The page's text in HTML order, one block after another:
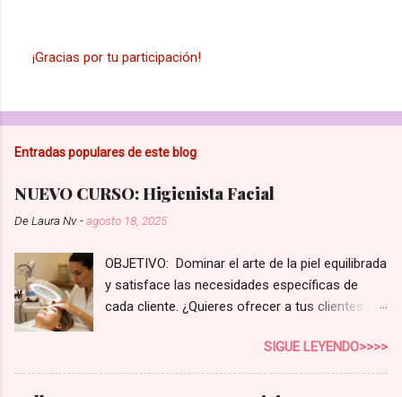
b
l
c
r
u
n
o
m
e
n
t
a
¡Gracias por tu participación!
Entradas populares de este blog
NUEVO CURSO: Higienista Facial
DeLaura Nv -agosto 18, 2025
OBJETIVO: Dominar el arte de la piel equilibrada
y satisface las necesidades específicas de
cada cliente. ¿Quieres ofrecer a tus clientes un
la diferencia? En el competitivo mundo de la
estética, no basta con una limpieza superficial.
Tus clientes buscan soluciones reales,
SIGUE LEYENDO>>>>